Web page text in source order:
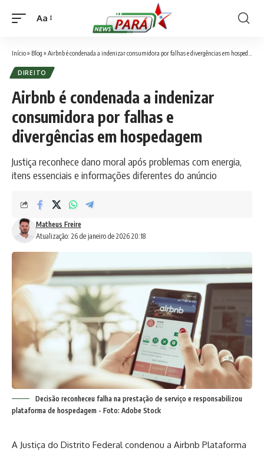
Font
Aa
Início» Blog » Airbnb é condenada a indenizar consumidora por falhas e divergências em hospedagem
DIREITO
Airbnb é condenada a indenizar
consumidora por falhas e
divergências em hospedagem
Justiça reconhece dano moral após problemas com energia,
itens essenciais e informações diferentes do anúncio
Atualização: 26 de janeiro de 2026 20:18
Matheus Freire
Decisão reconheceu falha na prestação de serviço e responsabilizou
plataforma de hospedagem - Foto: Adobe Stock
A Justiça do Distrito Federal condenou a Airbnb Plataforma